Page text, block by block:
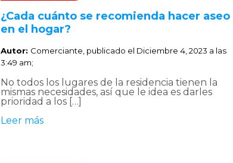
¿Cada cuánto se recomienda hacer aseo
en el hogar?
Autor: Comerciante, publicado el Diciembre 4, 2023 a las
3:49 am;
No todos los lugares de la residencia tienen la
mismas necesidades, así que le idea es darles
prioridad a los […]
Leer más